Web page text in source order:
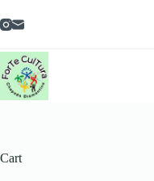
para
o
conteúdo
Cart